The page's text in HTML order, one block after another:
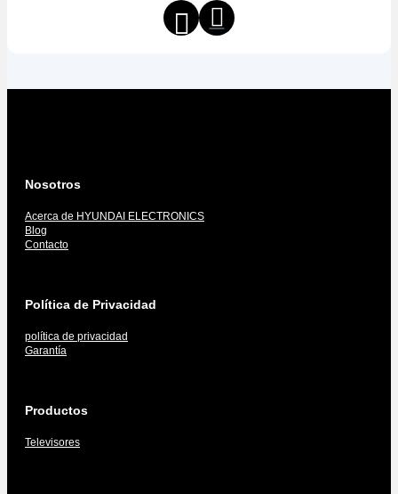
Nosotros
Acerca de HYUNDAI ELECTRONICS
Blog
Contacto
Política de Privacidad
política de privacidad
Garantía
Productos
Televisores